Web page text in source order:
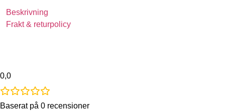
Beskrivning
Frakt & returpolicy
0,0
Baserat på 0 recensioner